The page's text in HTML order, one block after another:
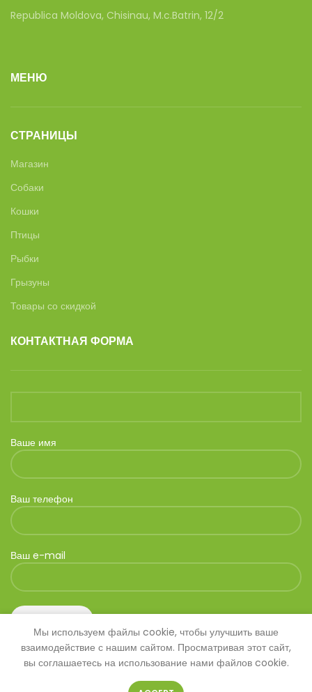
Republica Moldova, Chisinau, M.c.Batrin, 12/2
МЕНЮ
СТРАНИЦЫ
Магазин
Собаки
Кошки
Птицы
Рыбки
Грызуны
Товары со скидкой
КОНТАКТНАЯ ФОРМА
Ваше имя
Ваш телефон
Ваш e-mail
Мы используем файлы cookie, чтобы улучшить ваше
взаимодействие с нашим сайтом. Просматривая этот сайт,
вы соглашаетесь на использование нами файлов cookie.